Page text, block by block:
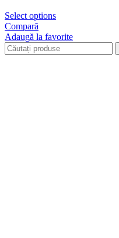
Select options
Compară
Adaugă la favorite